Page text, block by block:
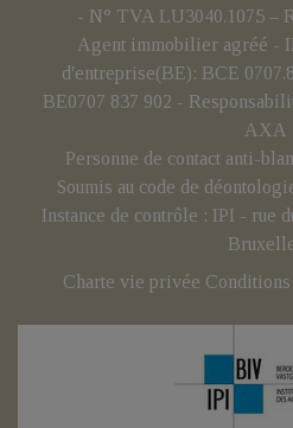
- N° TVA LU3040.1075 –
Agent immobilier agréé -
d'entreprise(BE): BCE
BE0707 837 902 -
AXA
Personne de contact anti-
Soumis au code de
Instance de contrôle : IPI - rue
Charte vie privée